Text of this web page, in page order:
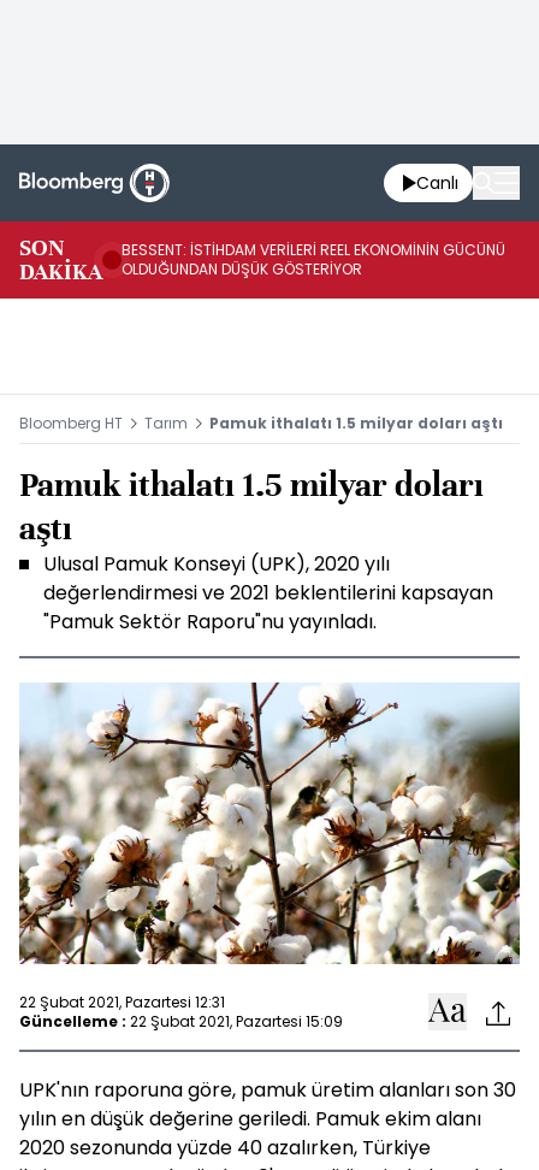
Canlı
SON
DAKİKA
BESSENT: İSTİHDAM VERİLERİ REEL EKONOMİNİN GÜCÜNÜ
OLDUĞUNDAN DÜŞÜK GÖSTERİYOR
Bloomberg HT Tarım Pamuk ithalatı 1.5 milyar doları aştı
Pamuk ithalatı 1.5 milyar doları
aştı
Ulusal Pamuk Konseyi (UPK), 2020 yılı
değerlendirmesi ve 2021 beklentilerini kapsayan
"Pamuk Sektör Raporu"nu yayınladı.
22 Şubat 2021, Pazartesi 12:31
Güncelleme : 22 Şubat 2021, Pazartesi 15:09
UPK'nın raporuna göre, pamuk üretim alanları son 30
yılın en düşük değerine geriledi. Pamuk ekim alanı
2020 sezonunda yüzde 40 azalırken, Türkiye